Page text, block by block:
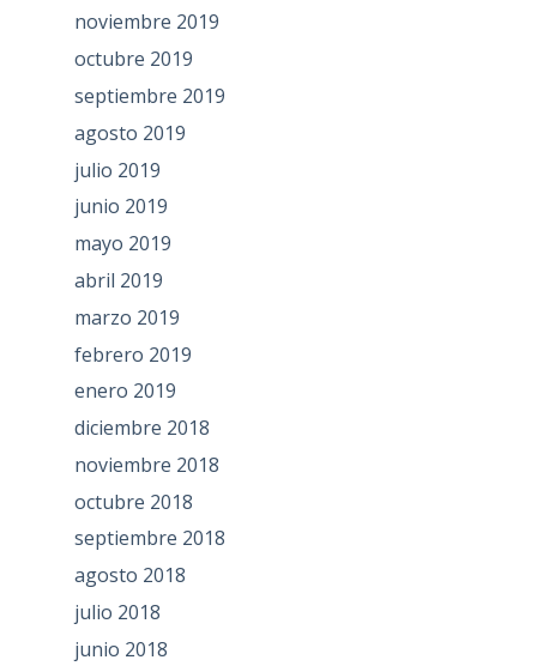
noviembre 2019
octubre 2019
septiembre 2019
agosto 2019
julio 2019
junio 2019
mayo 2019
abril 2019
marzo 2019
febrero 2019
enero 2019
diciembre 2018
noviembre 2018
octubre 2018
septiembre 2018
agosto 2018
julio 2018
junio 2018